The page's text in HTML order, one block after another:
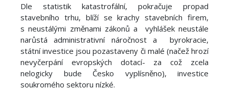
Dle statistik katastrofální, pokračuje propad
stavebního trhu, blíží se krachy stavebních firem,
s neustálými změnami zákonů a vyhlášek neustále
narůstá administrativní náročnost a byrokracie,
státní investice jsou pozastaveny či malé (načež hrozí
nevyčerpání evropských dotací- za což zcela
nelogicky bude Česko vyplísněno), investice
soukromého sektoru nízké.